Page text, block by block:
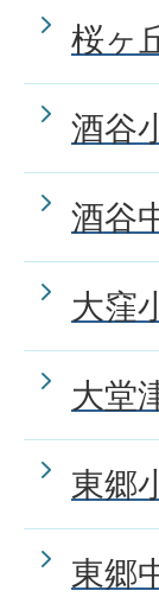
桜ヶ
酒谷
酒谷
大窪
大堂
東郷
東郷